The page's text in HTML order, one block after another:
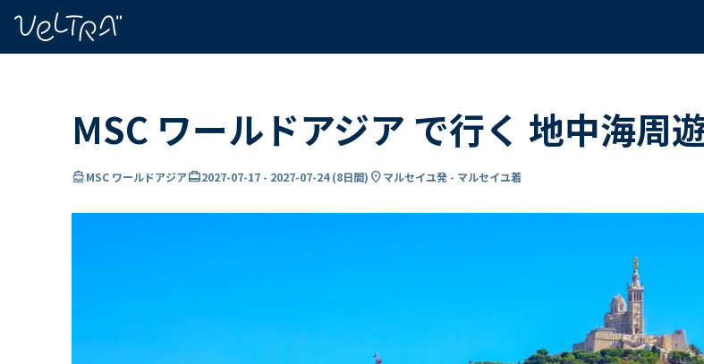
MSC ワールドアジア で行く 地中海周
directions_boatMSC ワールドアジアcard_travel2027-07-17 - 2027-07-24(8日間) location_onマルセイユ発 - マルセイユ着